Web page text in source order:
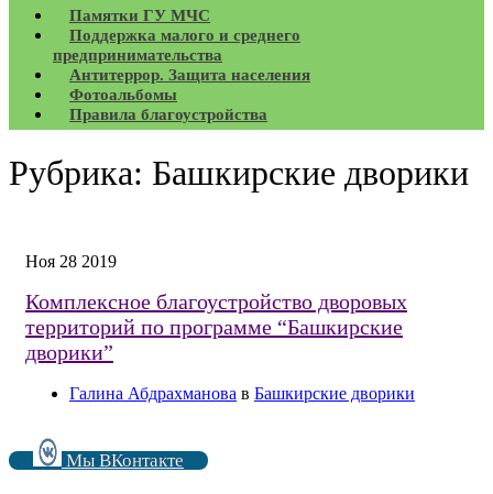
Памятки ГУ МЧС
Поддержка малого и среднего
предпринимательства
Антитеррор. Защита населения
Фотоальбомы
Правила благоустройства
Рубрика: Башкирские дворики
Ноя 28 2019
Комплексное благоустройство дворовых
территорий по программе “Башкирские
дворики”
Галина Абдрахманова в Башкирские дворики
Мы ВКонтакте